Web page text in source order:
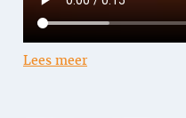
Lees meer